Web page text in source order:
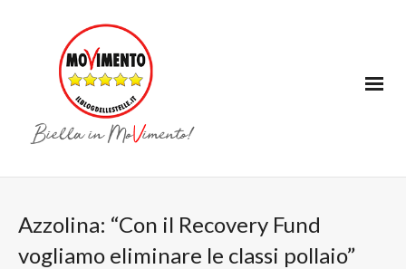
Azzolina: “Con il Recovery Fund
vogliamo eliminare le classi pollaio”